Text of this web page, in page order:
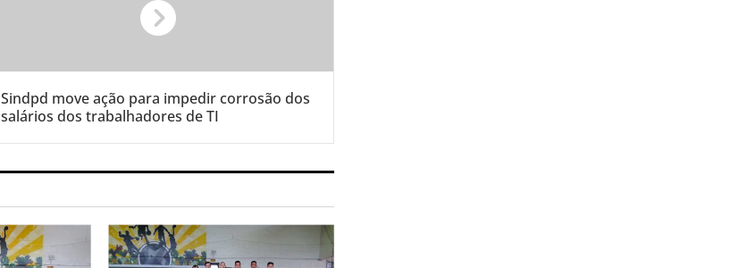
Sindpd move ação para impedir corrosão dos
salários dos trabalhadores de TI